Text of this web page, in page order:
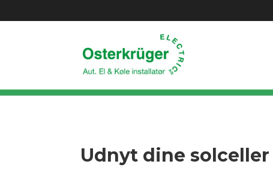
Udnyt dine